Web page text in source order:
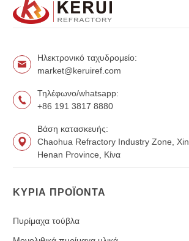
Ηλεκτρονικό ταχυδρομείο:
market@keruiref.com
Τηλέφωνο/whatsapp:
+86 191 3817 8880
Βάση κατασκευής:
Chaohua Refractory Industry Zone,
Henan Province, Κίνα
ΚΎΡΙΑ ΠΡΟΪΌΝΤΑ
Πυρίμαχα τούβλα